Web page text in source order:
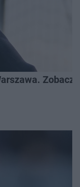
Zobacz